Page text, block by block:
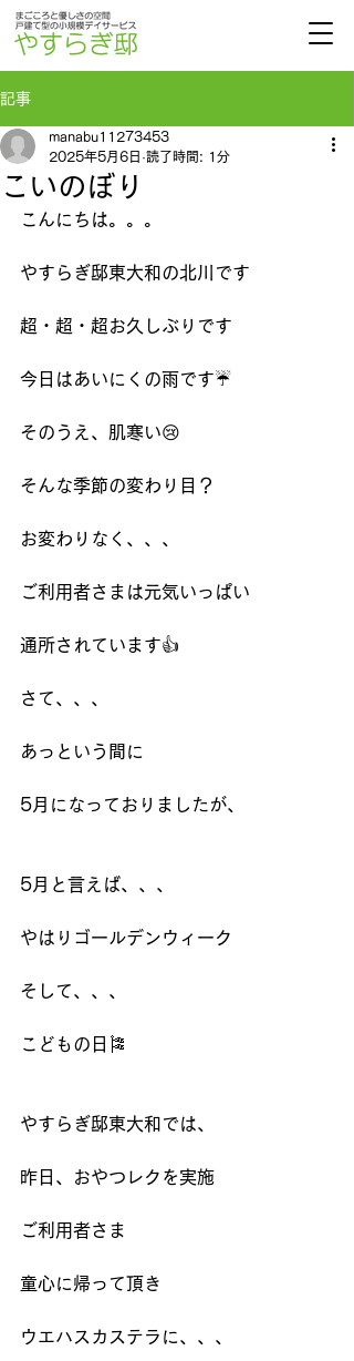
記事
こいのぼり
manabu11273453
2025年5月6日 読了時間: 1分
こんにちは。。。
やすらぎ邸東大和の北川です
超・超・超お久しぶりです
今日はあいにくの雨です☔
そのうえ、肌寒い😢
そんな季節の変わり目？
お変わりなく、、、
ご利用者さまは元気いっぱい
通所されています👍
さて、、、
あっという間に
5月になっておりましたが、
5月と言えば、、、
やはりゴールデンウィーク
そして、、、
こどもの日🎏
やすらぎ邸東大和では、
昨日、おやつレクを実施
ご利用者さま
童心に帰って頂き
ウエハスカステラに、、、